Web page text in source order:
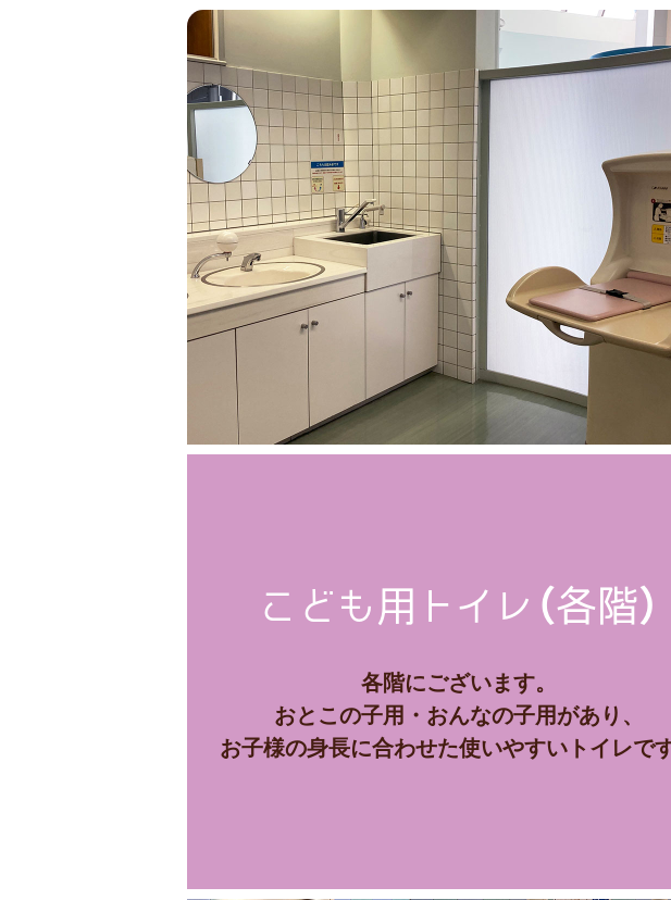
こども用トイレ（各階）
各階にございます。
おとこの子用・おんなの子用があり、
お子様の身長に合わせた使いやすいトイレです